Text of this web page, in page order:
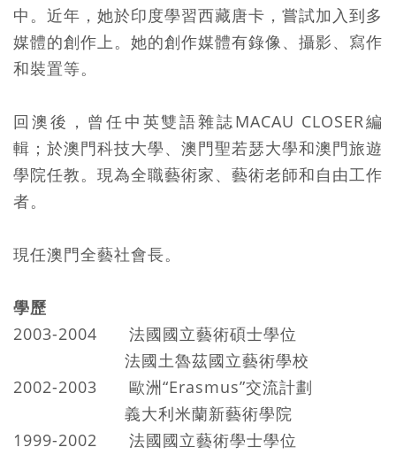
中。近年，她於印度學習西藏唐卡，嘗試加入到多
媒體的創作上。她的創作媒體有錄像、攝影、寫作
和裝置等。
回澳後，曾任中英雙語雜誌MACAU CLOSER編
輯；於澳門科技大學、澳門聖若瑟大學和澳門旅遊
學院任教。現為全職藝術家、藝術老師和自由工作
者。
現任澳門全藝社會長。
學歷
2003-2004 法國國立藝術碩士學位
法國土魯茲國立藝術學校
2002-2003 歐洲“Erasmus”交流計劃
義大利米蘭新藝術學院
1999-2002 法國國立藝術學士學位